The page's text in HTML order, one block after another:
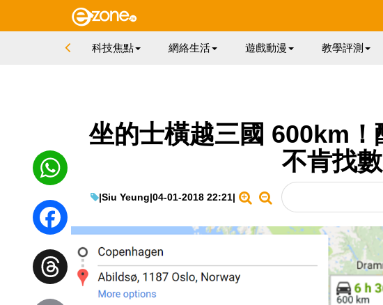
科技焦點 網絡生活 遊戲動漫 教學評測
坐的士橫越三國 600km
不肯找數
|Siu Yeung|04-01-2018 22:21|
WhatsApp
Facebook